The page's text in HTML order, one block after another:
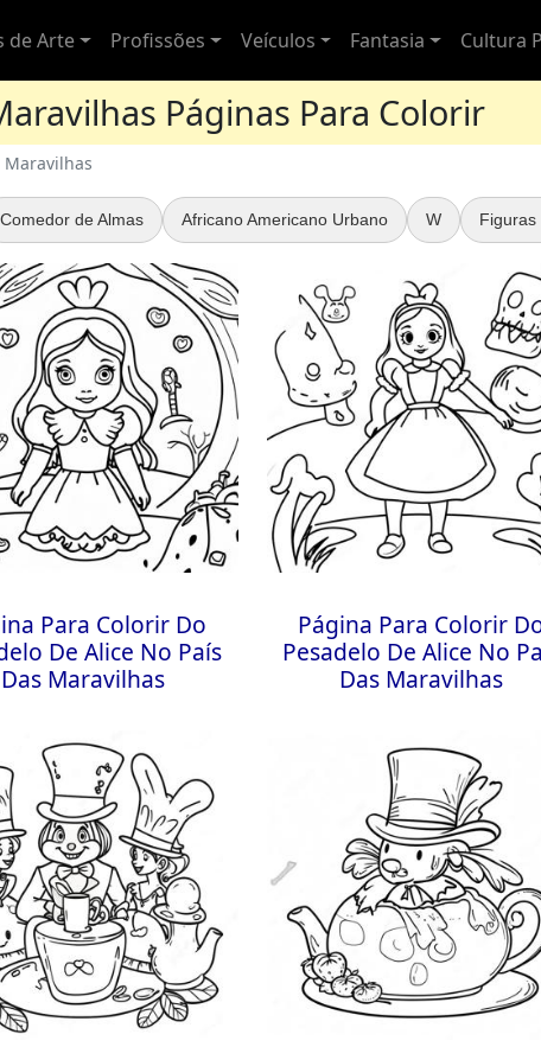
de Arte Profissões Veículos Fantasia Cultura
Páginas Para Colorir
Maravilhas
Comedor de Almas Africano Americano Urbano W Figuras
Para Colorir Do
De Alice No País
Das Maravilhas
Página Para Colorir
Pesadelo De Alice No
Das Maravilhas